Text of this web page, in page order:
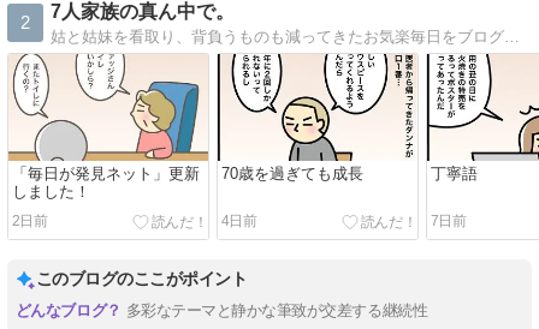
2
7人家族の真ん中で。
姑と姑妹を看取り、背負うものも減ってきたお気楽毎日をブログで更新。心に描いた夫婦の未来予想図は思ったとおりにかなえられていくのか…？
「毎日が発見ネット」更新
しました！
2日前
70歳を過ぎても成長
4日前
丁寧語
7日前
このブログのここがポイント
多彩なテーマと静かな筆致が交差する継続性